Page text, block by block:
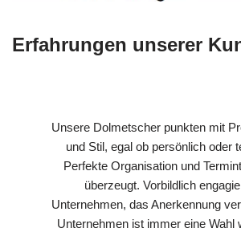
Erfahrungen unserer
Unsere Dolmetscher punkten mit
und Stil, egal ob persönlich oder
Perfekte Organisation und
überzeugt. Vorbildlich
Unternehmen, das Anerkennung
Unternehmen ist immer eine Wahl